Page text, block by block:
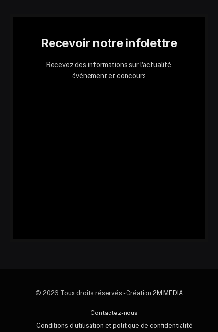
Recevoir notre infolettre
Recevez des informations sur l'actualité,
événement et concours
© 2026 Tous droits réservés - Création 2M MEDIA
Contactez-nous
Conditions d’utilisation et politique de confidentialité